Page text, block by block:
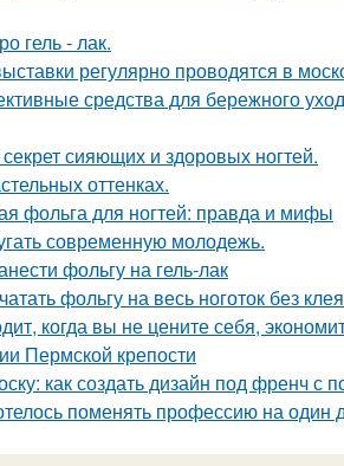
гель - лак.
регулярно проводятся в
средства для бережного
сияющих и здоровых ногтей.
оттенках.
фольга для ногтей: правда и мифы
современную молодежь.
фольгу на гель-лак
фольгу на весь ноготок без
когда вы не цените себя,
Пермской крепости
как создать дизайн под френч с
поменять профессию на один